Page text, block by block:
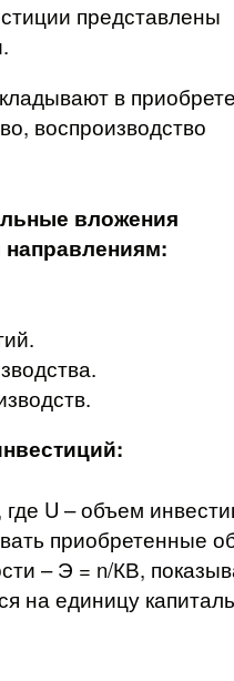
представлены
в
воспроизводство
вложения
U – объем
приобретенные
– Э = n/КВ,
на единицу